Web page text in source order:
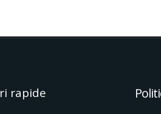
rapide